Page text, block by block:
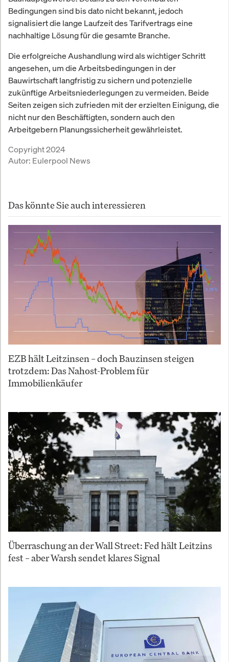
Bedingungen sind bis dato nicht bekannt, jedoch
signalisiert die lange Laufzeit des Tarifvertrags eine
nachhaltige Lösung für die gesamte Branche.
Die erfolgreiche Aushandlung wird als wichtiger Schritt
angesehen, um die Arbeitsbedingungen in der
Bauwirtschaft langfristig zu sichern und potenzielle
zukünftige Arbeitsniederlegungen zu vermeiden. Beide
Seiten zeigen sich zufrieden mit der erzielten Einigung, die
nicht nur den Beschäftigten, sondern auch den
Arbeitgebern Planungssicherheit gewährleistet.
Copyright 2024
Autor: Eulerpool News
Das könnte Sie auch interessieren
EZB hält Leitzinsen – doch Bauzinsen steigen
trotzdem: Das Nahost-Problem für
Immobilienkäufer
Überraschung an der Wall Street: Fed hält Leitzins
fest – aber Warsh sendet klares Signal